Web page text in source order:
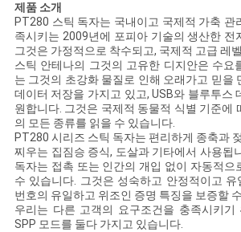
뉴
스
인
용
문
을
제품 소개
PT280 스틱 독자는 국내이고 국제적 가축 관
족시키는 2009년에 포피아 기술의 생산한 전
그것은 가정적으로 착수되고, 국제적 고급 레
스틱 안테나의 그것의 고유한 디지안은 수요
는 그것의 초강화 물질로 인해 오래가고 믿을
데이터 저장을 가지고 있고, USB와 블루투스
원합니다. 그것은 국제적 동물적 식별 기준에
의 모든 종류를 읽을 수 있습니다.
PT280 시리즈 스틱 독자는 편리하게 종축과
찌우는 집짐승 증식, 도살과 기타에서 사용됩
독자는 접촉 또는 인간의 개입 없이 자동적으
수 있습니다. 그것은 성숙하고 안정적이고
번호의 유일하고 위조인 증명 특징을 보증할
우리는 다른 고객의 요구조건을 충족시키기
SPP 모드를 둘다 가지고 있습니다.